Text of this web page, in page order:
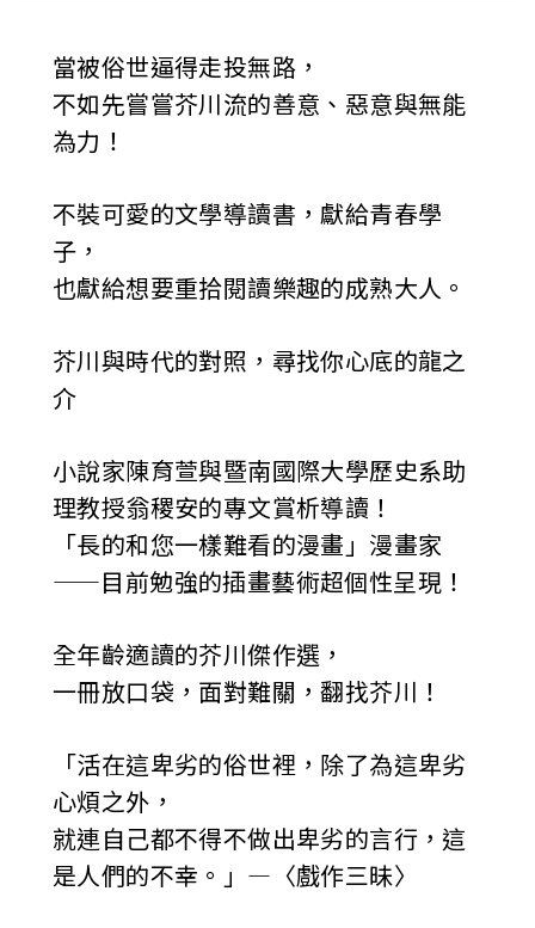
當被俗世逼得走投無路，
不如先嘗嘗芥川流的善意、惡意與無能
為力！
不裝可愛的文學導讀書，獻給青春學
子，
也獻給想要重拾閱讀樂趣的成熟大人。
芥川與時代的對照，尋找你心底的龍之
介
小說家陳育萱與暨南國際大學歷史系助
理教授翁稷安的專文賞析導讀！
「長的和您一樣難看的漫畫」漫畫家
——目前勉強的插畫藝術超個性呈現！
全年齡適讀的芥川傑作選，
一冊放口袋，面對難關，翻找芥川！
「活在這卑劣的俗世裡，除了為這卑劣
心煩之外，
就連自己都不得不做出卑劣的言行，這
是人們的不幸。」—〈戲作三昧〉